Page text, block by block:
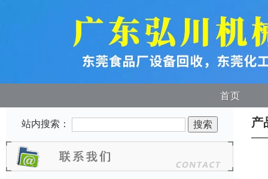
首页
站内搜索： 产